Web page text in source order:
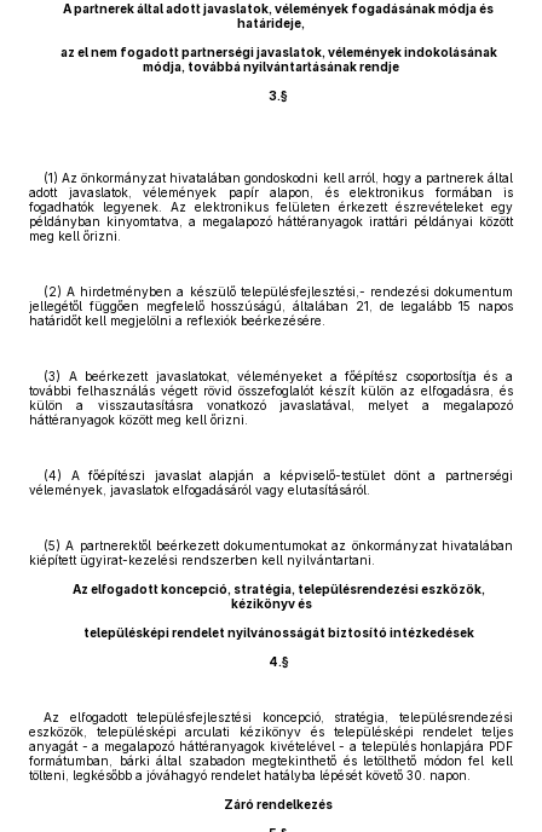
A partnerek által adott javaslatok, vélemények fogadásának módja és
határideje,
az el nem fogadott partnerségi javaslatok, vélemények indokolásának
módja, továbbá nyilvántartásának rendje
3.§
(1) Az önkormányzat hivatalában gondoskodni kell arról, hogy a partnerek által
adott javaslatok, vélemények papír alapon, és elektronikus formában is
fogadhatók legyenek. Az elektronikus felületen érkezett észrevételeket egy
példányban kinyomtatva, a megalapozó háttéranyagok irattári példányai között
meg kell őrizni.
(2) A hirdetményben a készülő településfejlesztési,- rendezési dokumentum
jellegétől függően megfelelő hosszúságú, általában 21, de legalább 15 napos
határidőt kell megjelölni a reflexiók beérkezésére.
(3) A beérkezett javaslatokat, véleményeket a főépítész csoportosítja és a
további felhasználás végett rövid összefoglalót készít külön az elfogadásra, és
külön a visszautasításra vonatkozó javaslatával, melyet a megalapozó
háttéranyagok között meg kell őrizni.
(4) A főépítészi javaslat alapján a képviselő-testület dönt a partnerségi
vélemények, javaslatok elfogadásáról vagy elutasításáról.
(5) A partnerektől beérkezett dokumentumokat az önkormányzat hivatalában
kiépített ügyirat-kezelési rendszerben kell nyilvántartani.
Az elfogadott koncepció, stratégia, településrendezési eszközök,
kézikönyv és
településképi rendelet nyilvánosságát biztosító intézkedések
4.§
Az elfogadott településfejlesztési koncepció, stratégia, településrendezési
eszközök, településképi arculati kézikönyv és településképi rendelet teljes
anyagát - a megalapozó háttéranyagok kivételével - a település honlapjára PDF
formátumban, bárki által szabadon megtekinthető és letölthető módon fel kell
tölteni, legkésőbb a jóváhagyó rendelet hatályba lépését követő 30. napon.
Záró rendelkezés